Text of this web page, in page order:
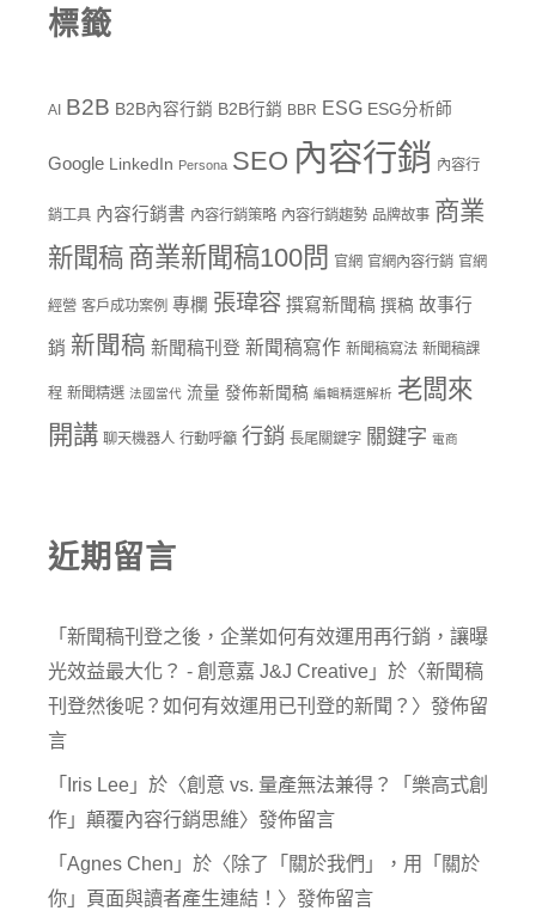
標籤
AI B2B B2B內容行銷 B2B行銷 BBR ESG ESG分析師
Google LinkedIn Persona SEO 內容行銷 內容行
銷工具 內容行銷書 內容行銷策略 內容行銷趨勢 品牌故事 商業
新聞稿 商業新聞稿100問 官網 官網內容行銷 官網
經營 客戶成功案例 專欄 張瑋容 撰寫新聞稿 撰稿 故事行
銷 新聞稿 新聞稿刊登 新聞稿寫作 新聞稿寫法 新聞稿課
程 新聞精選 法國當代 流量 發佈新聞稿 編輯精選解析 老闆來
開講 聊天機器人 行動呼籲 行銷 長尾關鍵字 關鍵字 電商
近期留言
「 新聞稿刊登之後，企業如何有效運用再行銷，讓曝
光效益最大化？ - 創意嘉 J&J Creative 」於〈新聞稿
刊登然後呢？如何有效運用已刊登的新聞？ 〉發佈留
言
「 Iris Lee 」於〈創意 vs. 量產無法兼得？「樂高式創
作」顛覆內容行銷思維〉發佈留言
「 Agnes Chen 」於〈除了「關於我們」，用「關於
你」頁面與讀者產生連結！ 〉發佈留言